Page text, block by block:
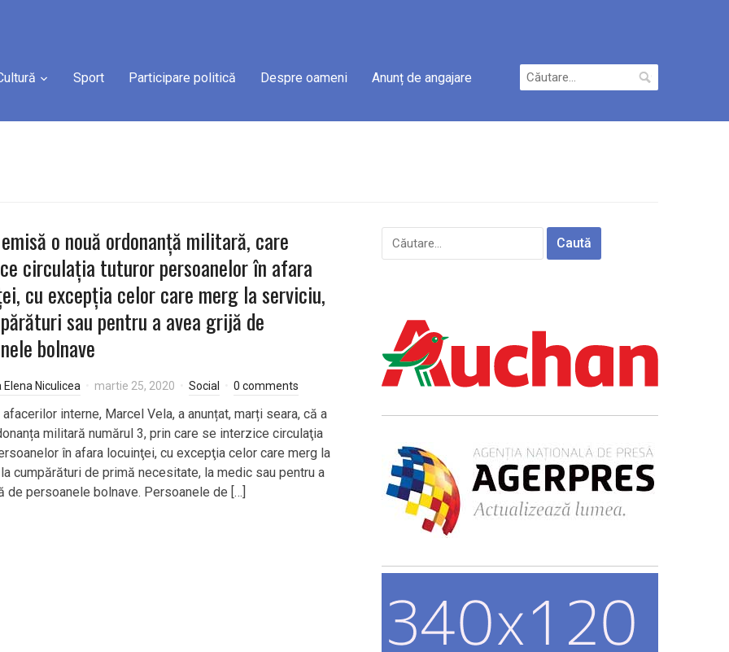
Sport Participare politică Despre oameni Anunț de angajare
Caută
după:
o nouă ordonanță militară, care
circulaţia tuturor persoanelor în afara
cu excepţia celor care merg la serviciu,
sau pentru a avea grijă de
bolnave
Elena Niculicea martie 25, 2020 Social 0 comments
interne, Marcel Vela, a anunțat, marți seara, că a
militară numărul 3, prin care se interzice circulaţia
în afara locuinţei, cu excepţia celor care merg la
cumpărături de primă necesitate, la medic sau pentru a
de persoanele bolnave. Persoanele de […]
Caută
după: